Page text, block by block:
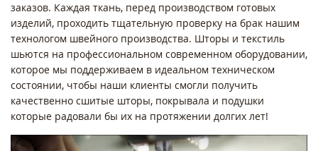
заказов. Каждая ткань, перед производством готовых
изделий, проходить тщательную проверку на брак нашим
технологом швейного производства. Шторы и текстиль
шьются на профессиональном современном оборудовании,
которое мы поддерживаем в идеальном техническом
состоянии, чтобы наши клиенты смогли получить
качественно сшитые шторы, покрывала и подушки
которые радовали бы их на протяжении долгих лет!